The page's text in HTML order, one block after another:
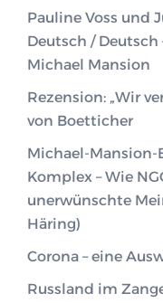
Pauline Voss und
Deutsch / Deutsch
Michael Mansion
Rezension: „Wir
von Boetticher
Michael-Mansion-
Komplex – Wie
unerwünschte
Häring)
Corona – eine
Russland im